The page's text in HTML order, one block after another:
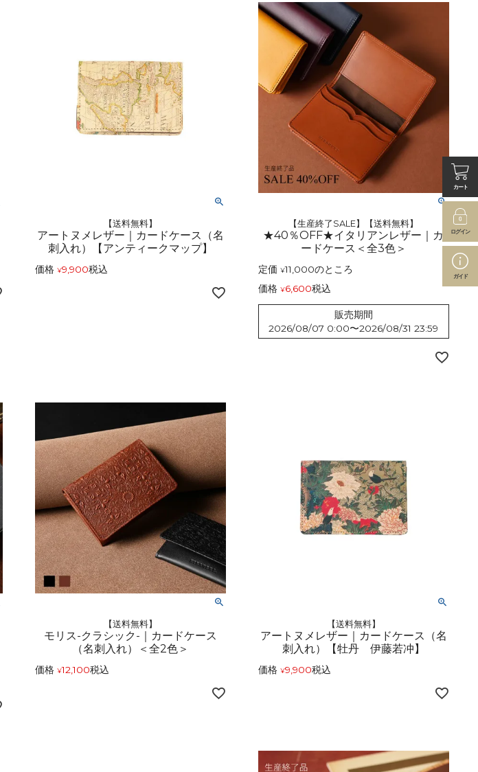
【送料無料】
アートヌメレザー｜カードケース（名
刺入れ）【アンティークマップ】
価格 ¥9,900税込
【生産終了SALE】【送料無料】
★40％OFF★イタリアンレザー｜カ
ードケース＜全3色＞
定価 ¥11,000のところ
価格 ¥6,600税込
販売期間
2026/08/07 0:00〜2026/08/31 23:59
【送料無料】
モリス-クラシック-｜カードケース
（名刺入れ）＜全2色＞
価格 ¥12,100税込
【送料無料】
アートヌメレザー｜カードケース（名
刺入れ）【牡丹 伊藤若冲】
価格 ¥9,900税込
カート
ログイン
ガイド